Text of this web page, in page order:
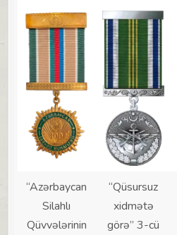
“Azərbaycan
Silahlı
Qüvvələrinin
“Qüsursuz
xidmətə
görə” 3-cü